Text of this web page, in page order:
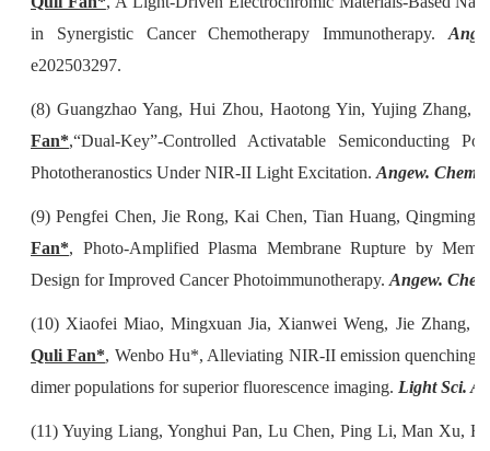
in Synergistic Cancer Chemotherapy Immunotherapy.
e202503297.
(8) Guangzhao Yang, Hui Zhou, Haotong Yin, Yujing
Fan*,“Dual‐Key”‐Controlled Activatable Semiconducting
Phototheranostics Under NIR‐II Light Excitation. Angew. Chem.
(9) Pengfei Chen, Jie Rong, Kai Chen, Tian Huang, Qingming
Fan*, Photo-Amplified Plasma Membrane Rupture by
Design for Improved Cancer Photoimmunotherapy. Angew.
(10) Xiaofei Miao, Mingxuan Jia, Xianwei Weng, Jie Zhang,
Quli Fan*, Wenbo Hu*, Alleviating NIR-II emission quenching
dimer populations for superior fluorescence imaging. Light Sci.
(11) Yuying Liang, Yonghui Pan, Lu Chen, Ping Li, Man Xu,